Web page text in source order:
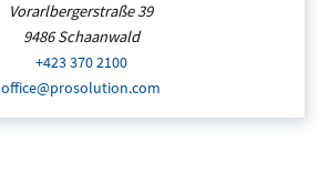
Vorarlbergerstraße 39
9486 Schaanwald
+423 370 2100(Öffnet eventuell ein
office@prosolution.com
ProSolution Digital AG| Mauren